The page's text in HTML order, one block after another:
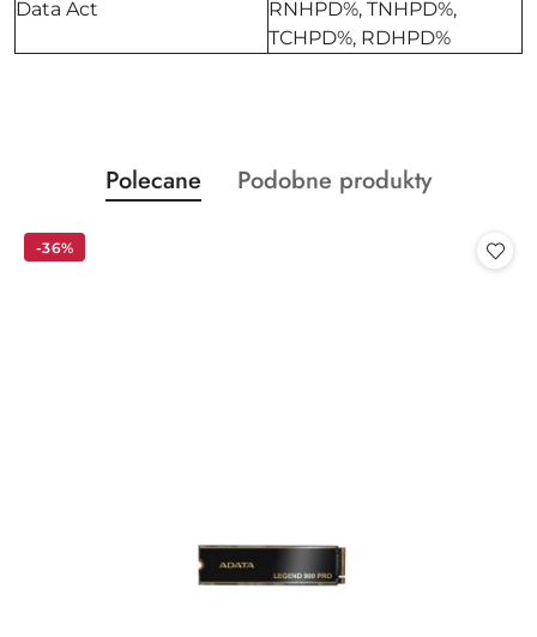
Data Act
RNHPD%, TNHPD%,
TCHPD%, RDHPD%
Pomiń karuzelę produktów
Produkty
o
Polecane
Produkty
Podobne produkty
-36%